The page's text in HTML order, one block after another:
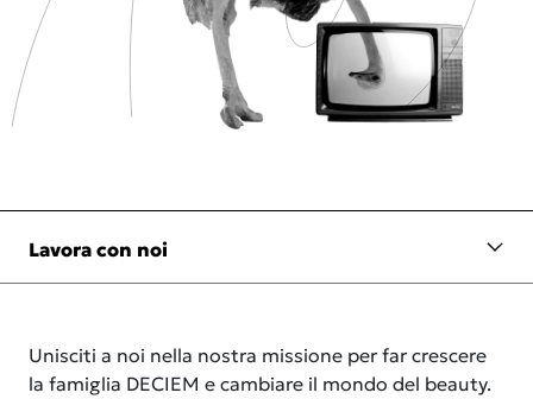
Unisciti a noi nella nostra missione per far crescere
la famiglia DECIEM e cambiare il mondo del beauty.